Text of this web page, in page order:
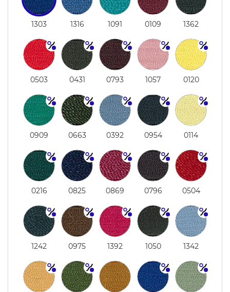
1303 1316 1091 0109 1362
0503 0431 0793 1057 0120
0909 0663 0392 0954 0114
0216 0825 0869 0796 0504
1242 0975 1392 1050 1342